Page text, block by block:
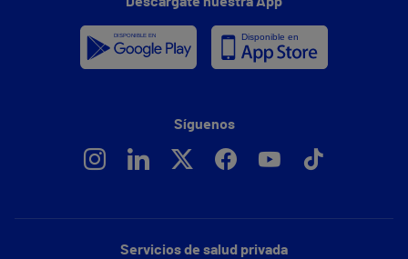
Servicios de salud privada
Síguenos